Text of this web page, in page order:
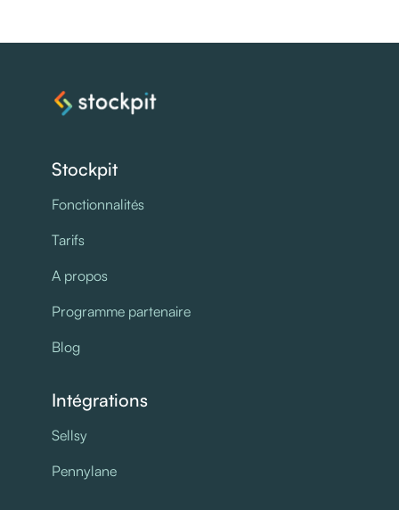
Stockpit
Fonctionnalités
Tarifs
A propos
Programme partenaire
Blog
Intégrations
Sellsy
Pennylane